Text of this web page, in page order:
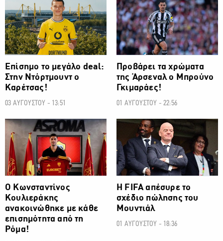
ΠΟΔΟΣΦΑΙΡΟ
Επίσημο το μεγάλο deal:
Στην Ντόρτμουντ ο
Καρέτσας!
03 ΑΥΓΟΥΣΤΟΥ - 13:51
ΠΟΔΟΣΦΑΙΡΟ
Προβάρει τα χρώματα
της Άρσεναλ ο Μπρούνο
Γκιμαράες!
01 ΑΥΓΟΥΣΤΟΥ - 22:56
ΠΟΔΟΣΦΑΙΡΟ
Ο Κωνσταντίνος
Κουλιεράκης
ανακοινώθηκε με κάθε
επισημότητα από τη
Ρόμα!
ΠΟΔΟΣΦΑΙΡΟ
Η FIFA απέσυρε το
σχέδιο πώλησης του
Μουντιάλ
01 ΑΥΓΟΥΣΤΟΥ - 18:36